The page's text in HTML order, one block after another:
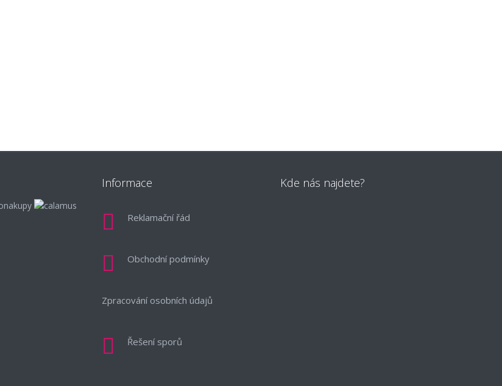
Informace
Reklamační řád
Obchodní podmínky
Zpracování osobních údajů
Řešení sporů
Kde nás najdete?